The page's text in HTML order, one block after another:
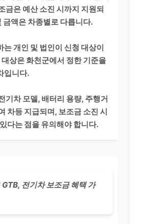
금은 예산 소진 시까지 지원되
금액은 차종별로 다릅니다.
는 개인 및 법인이 신청 대상이
상은 화천군에서 정한 기준을
입니다.
기차 모델, 배터리 용량, 주행거
차등 지급되며, 보조금 소진 시
다는 점을 유의해야 합니다.
전기차 보조금 혜택 가